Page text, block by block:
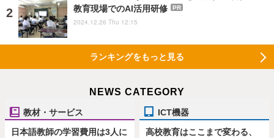
教育現場でのAI活用研修
PR
2024.12.26 Thu 12:15
ランキングをもっと見る
NEWS CATEGORY
教材・サービス
日本語教師の学習費用は3人に
ICT機器
高校教育はここまで変わる、